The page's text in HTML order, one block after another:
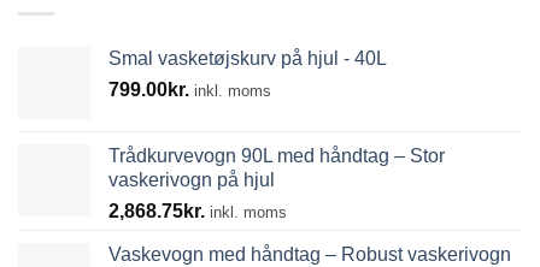
Smal vasketøjskurv på hjul - 40L
799.00kr. inkl. moms
Trådkurvevogn 90L med håndtag – Stor
vaskerivogn på hjul
2,868.75kr. inkl. moms
Vaskevogn med håndtag – Robust vaskerivogn